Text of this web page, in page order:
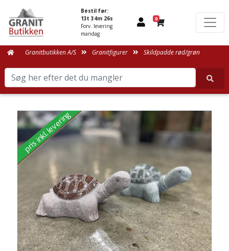
pris inkl. levering
Bestil før:
13t 34m 26s
Forv. levering
mandag
0
Granitbutikken A/S Granitfigurer Skildpadde rød/grøn